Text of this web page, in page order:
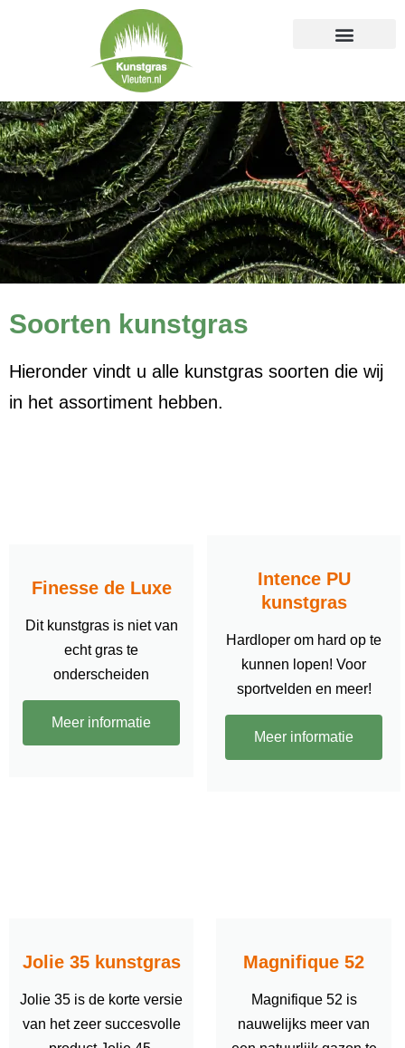
Soorten kunstgras
Hieronder vindt u alle kunstgras soorten die wij
in het assortiment hebben.
Finesse de Luxe
Dit kunstgras is niet van
echt gras te
onderscheiden
Meer informatie
Intence PU
kunstgras
Hardloper om hard op te
kunnen lopen! Voor
sportvelden en meer!
Meer informatie
Jolie 35 kunstgras
Jolie 35 is de korte versie
van het zeer succesvolle
Magnifique 52
Magnifique 52 is
nauwelijks meer van